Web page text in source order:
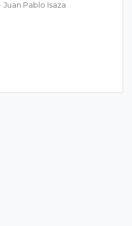
· Juan Pablo Isaza